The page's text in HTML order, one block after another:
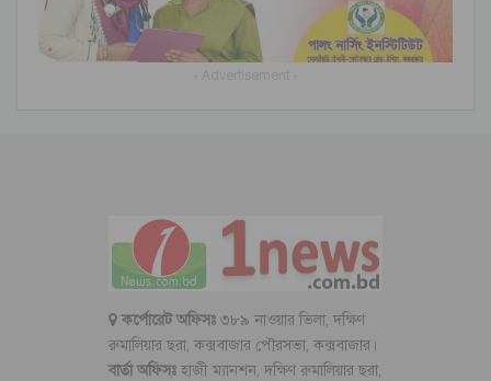
কর্পোরেট অফিসঃ৩৮৯ নাওয়ার ভিলা, দক্ষিণ
রুমালিয়ার ছরা, কক্সবাজার পৌরসভা, কক্সবাজার।
বার্তা অফিসঃ হাজী ম্যানশন, দক্ষিণ রুমালিয়ার ছরা,